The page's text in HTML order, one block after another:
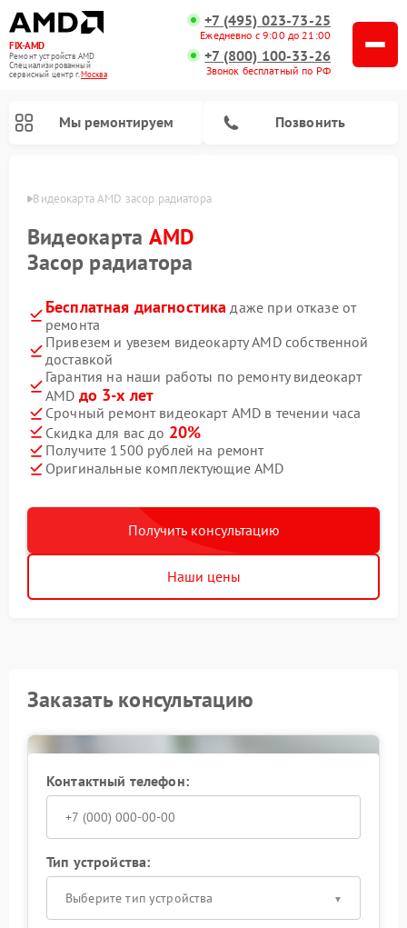
FIX-AMD
Ремонт устройств AMD
Специализированный
cервисный центр г.Москва
+7 (495) 023-73-25
Ежедневно с 9:00 до 21:00
+7 (800) 100-33-26
Звонок бесплатный по РФ
Мы ремонтируем Позвонить
Видеокарта AMD засор радиатора
Видеокарта AMD
Засор радиатора
Бесплатная диагностика даже при отказе от
ремонта
Привезем и увезем видеокарту AMD собственной
доставкой
Гарантия на наши работы по ремонту видеокарт
AMD до 3-х лет
Срочный ремонт видеокарт AMD в течении часа
Скидка для вас до 20%
Получите 1500 рублей на ремонт
Оригинальные комплектующие AMD
Получить консультацию
Наши цены
Заказать консультацию
Контактный телефон:
Тип устройства:
Выберите тип устройства